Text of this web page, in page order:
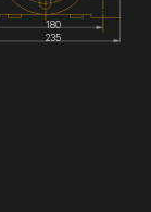
180
235